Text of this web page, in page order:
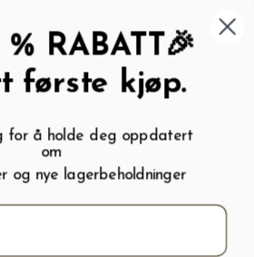
My wishlist ( 0
Logg inn Handlevogn
% RABATT🎉
første kjøp.
for å holde deg oppdatert
om
og nye lagerbeholdninger